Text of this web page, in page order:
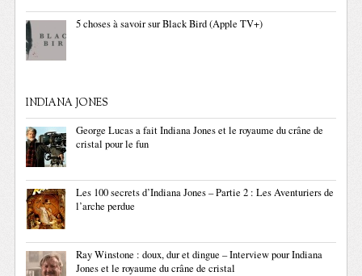
5 choses à savoir sur Black Bird (Apple TV+)
INDIANA JONES
George Lucas a fait Indiana Jones et le royaume du crâne de
cristal pour le fun
Les 100 secrets d’Indiana Jones – Partie 2 : Les Aventuriers de
l’arche perdue
Ray Winstone : doux, dur et dingue – Interview pour Indiana
Jones et le royaume du crâne de cristal